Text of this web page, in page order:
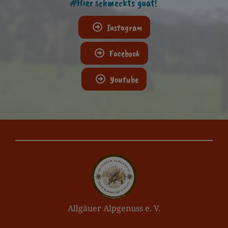
Instagram
Facebook
Youtube
Allgäuer Alpgenuss e. V.